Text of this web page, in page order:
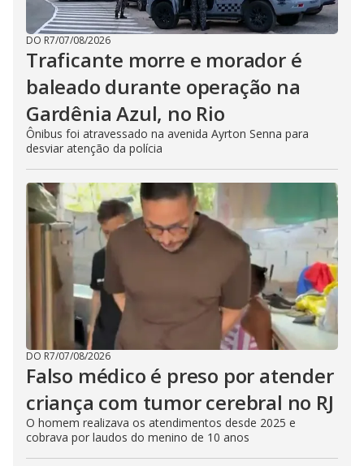
DO R7/07/08/2026
Traficante morre e morador é
baleado durante operação na
Gardênia Azul, no Rio
Ônibus foi atravessado na avenida Ayrton Senna para
desviar atenção da polícia
DO R7/07/08/2026
Falso médico é preso por atender
criança com tumor cerebral no RJ
O homem realizava os atendimentos desde 2025 e
cobrava por laudos do menino de 10 anos